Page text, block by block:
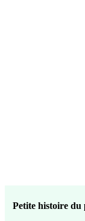
Petite histoire du